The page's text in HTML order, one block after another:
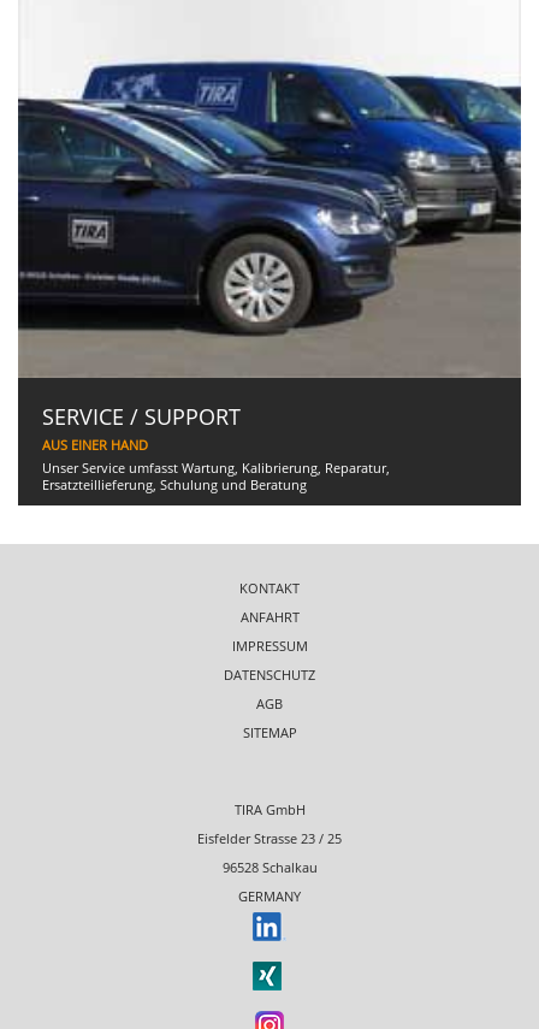
SERVICE / SUPPORT
AUS EINER HAND
Unser Service umfasst Wartung, Kalibrierung, Reparatur,
Ersatzteillieferung, Schulung und Beratung
KONTAKT
ANFAHRT
IMPRESSUM
DATENSCHUTZ
AGB
SITEMAP
TIRA GmbH
Eisfelder Strasse 23 / 25
96528 Schalkau
GERMANY